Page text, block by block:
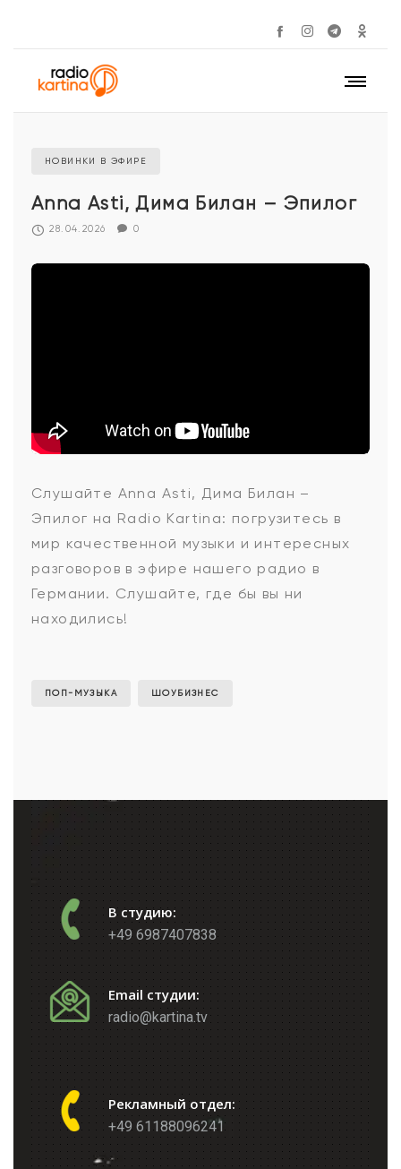
НОВИНКИ В ЭФИРЕ
Anna Asti, Дима Билан – Эпилог
28.04.2026 0
Anna
Asti,
Дима
Слушайте Anna Asti, Дима Билан –
Эпилог на Radio Kartina: погрузитесь в
мир качественной музыки и интересных
разговоров в эфире нашего радио в
Германии. Слушайте, где бы вы ни
находились!
ПОП-МУЗЫКА ШОУБИЗНЕС
В студию:
+49 6987407838
Email студии:
radio@kartina.tv
Рекламный отдел:
+49 61188096241